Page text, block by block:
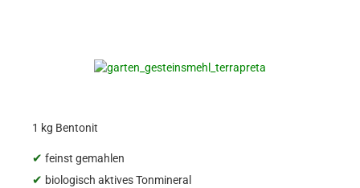
1 kg Bentonit
✔ feinst gemahlen
✔ biologisch aktives Tonmineral